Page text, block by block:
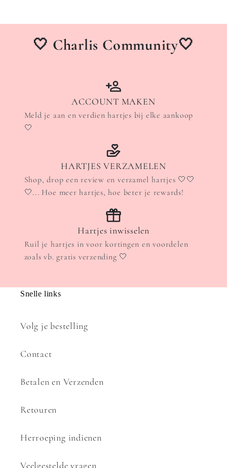
🤍 Charlis Community🤍
ACCOUNT MAKEN
Meld je aan en verdien hartjes bij elke aankoop
🤍
HARTJES VERZAMELEN
Shop, drop een review en verzamel hartjes 🤍🤍
🤍... Hoe meer hartjes, hoe beter je rewards!
Hartjes inwisselen
Ruil je hartjes in voor kortingen en voordelen
zoals vb. gratis verzending 🤍
Snelle links
Volg je bestelling
Contact
Betalen en Verzenden
Retouren
Herroeping indienen
Veelgestelde vragen